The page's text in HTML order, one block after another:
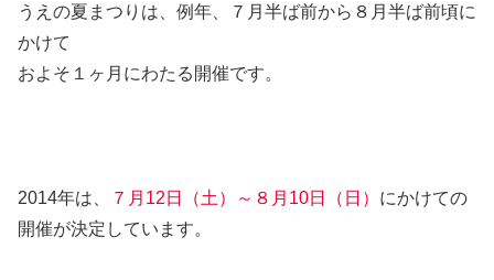
うえの夏まつりは、例年、７月半ば前から８月半ば前頃に
かけて
およそ１ヶ月にわたる開催です。
2014年は、 ７月12日（土）～８月10日（日） にかけての
開催が決定しています。